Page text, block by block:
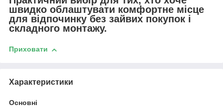
швидко облаштувати комфортне місце
для відпочинку без зайвих покупок і
складного монтажу.
Приховати
Характеристики
Основні